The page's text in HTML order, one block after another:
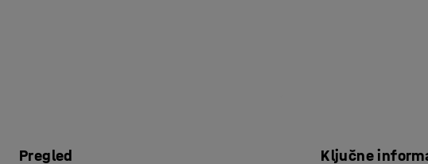
Pregled Ključne